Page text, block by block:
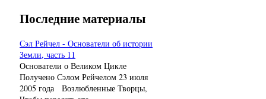
Последние материалы
Сэл Рейчел - Основатели об истории
Земли, часть 11
Основатели о Великом Цикле
Получено Сэлом Рейчелом 23 июля
2005 года Возлюбленные Творцы,